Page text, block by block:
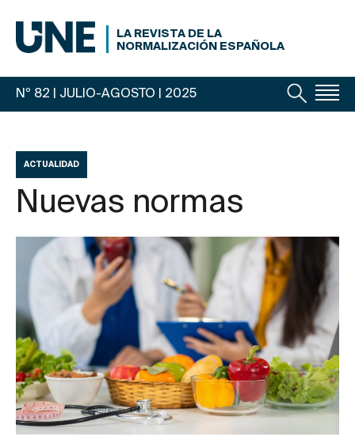
LA REVISTA DE LA
NORMALIZACIÓN ESPAÑOLA
Nº 82 | JULIO-AGOSTO | 2025
ACTUALIDAD
Nuevas normas